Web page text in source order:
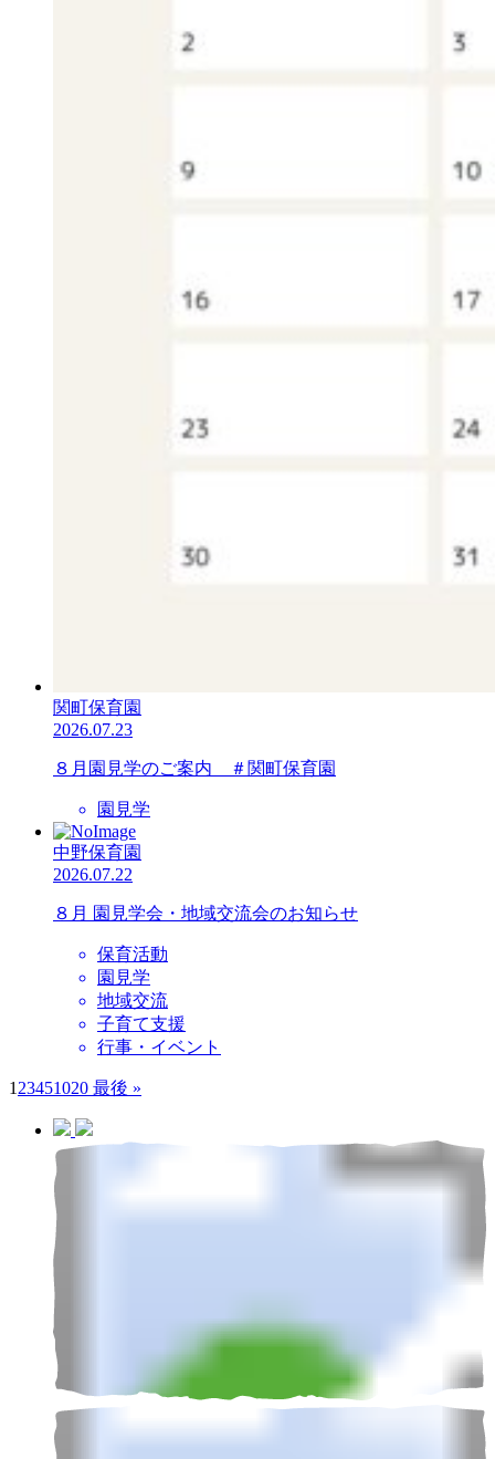
関町保育園
2026.07.23
８月園見学のご案内 ＃関町保育園
園見学
中野保育園
2026.07.22
８月 園見学会・地域交流会のお知らせ
保育活動
園見学
地域交流
子育て支援
行事・イベント
1 23451020 最後 »